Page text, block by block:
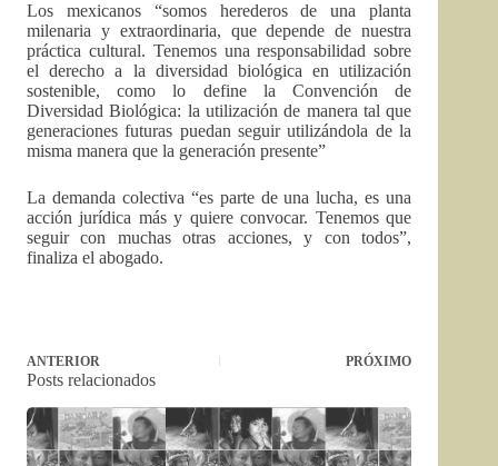
Los mexicanos “somos herederos de una planta
milenaria y extraordinaria, que depende de nuestra
práctica cultural. Tenemos una responsabilidad sobre
el derecho a la diversidad biológica en utilización
sostenible, como lo define la Convención de
Diversidad Biológica: la utilización de manera tal que
generaciones futuras puedan seguir utilizándola de la
misma manera que la generación presente”
La demanda colectiva “es parte de una lucha, es una
acción jurídica más y quiere convocar. Tenemos que
seguir con muchas otras acciones, y con todos”,
finaliza el abogado.
ANTERIOR PRÓXIMO
Posts relacionados